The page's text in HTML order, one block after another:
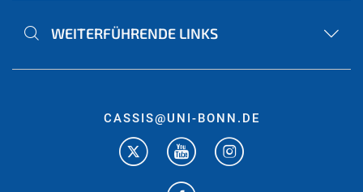
WEITERFÜHRENDE LINKS
CASSIS@UNI-BONN.DE